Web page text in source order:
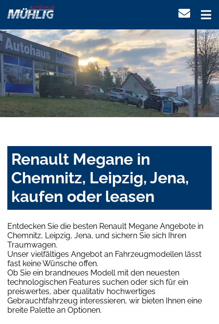
Renault Megane in
Chemnitz, Leipzig, Jena,
kaufen oder leasen
Entdecken Sie die besten Renault Megane Angebote in
Chemnitz, Leipzig, Jena, und sichern Sie sich Ihren
Traumwagen.
Unser vielfältiges Angebot an Fahrzeugmodellen lässt
fast keine Wünsche offen.
Ob Sie ein brandneues Modell mit den neuesten
technologischen Features suchen oder sich für ein
preiswertes, aber qualitativ hochwertiges
Gebrauchtfahrzeug interessieren, wir bieten Ihnen eine
breite Palette an Optionen.